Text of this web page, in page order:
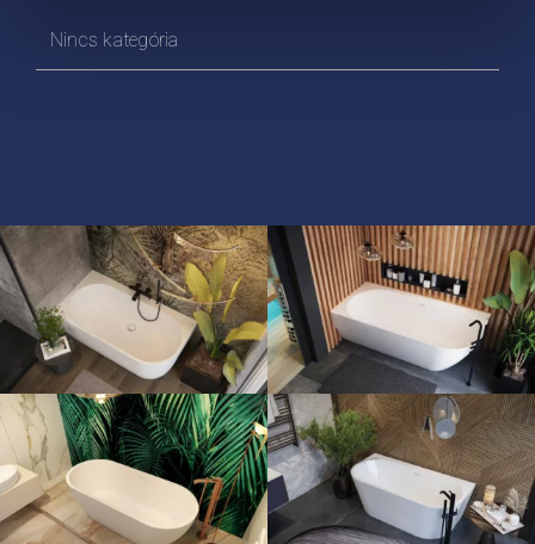
Nincs kategória